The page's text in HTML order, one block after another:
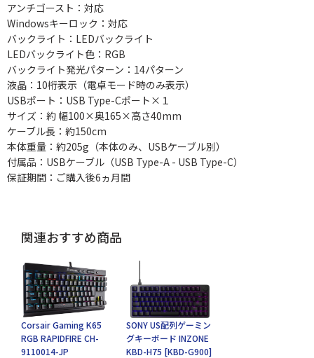
アンチゴースト：対応
Windowsキーロック：対応
バックライト：LEDバックライト
LEDバックライト色：RGB
バックライト発光パターン：14パターン
液晶：10桁表示（電卓モード時のみ表示）
USBポート：USB Type-Cポート×１
サイズ：約 幅100×奥165×高さ40mm
ケーブル長：約150cm
本体重量：約205g（本体のみ、USBケーブル別）
付属品：USBケーブル（USB Type-A - USB Type-C）
保証期間：ご購入後6ヵ月間
関連おすすめ商品
Corsair Gaming K65
RGB RAPIDFIRE CH-
9110014-JP
SONY US配列ゲーミン
グキーボード INZONE
KBD-H75 [KBD-G900]